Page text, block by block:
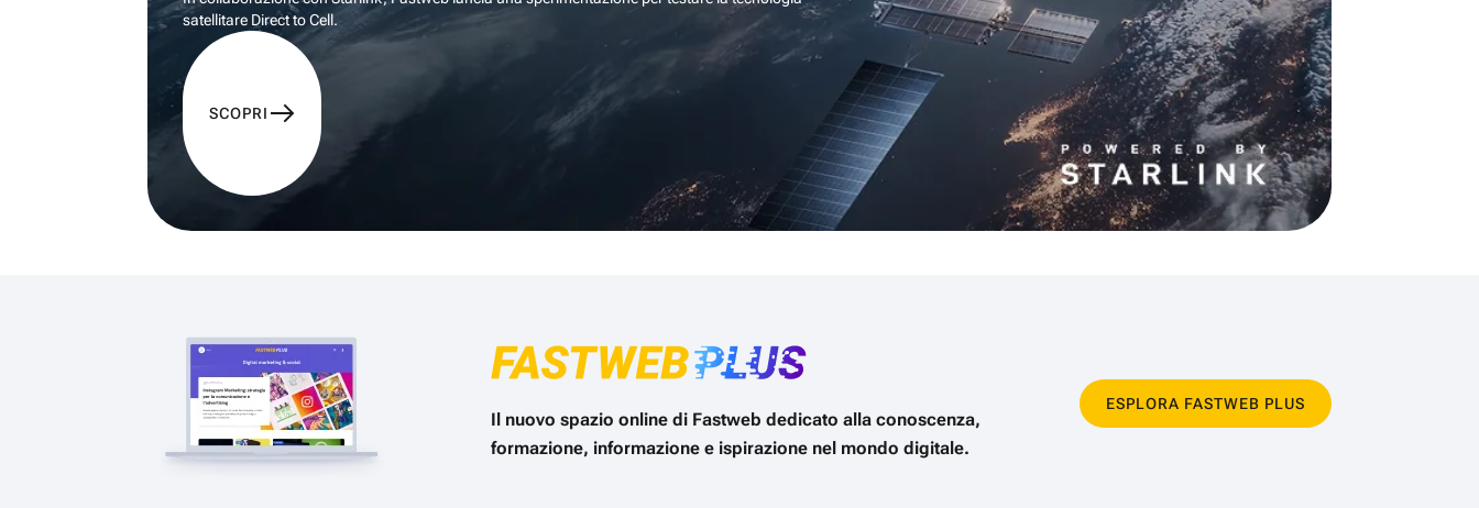
satellitare Direct to Cell.
SCOPRI
Il nuovo spazio online di Fastweb dedicato alla conoscenza,
formazione, informazione e ispirazione nel mondo digitale.
ESPLORA FASTWEB PLUS